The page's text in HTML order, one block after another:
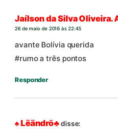
Jaílson da Silva Oliveira.
26 de maio de 2016 às 22:45
avante Bolívia querida
#rumo a três pontos
Responder
♠ Lëändrō♣disse: